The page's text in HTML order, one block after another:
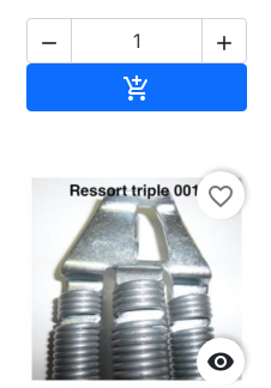
 


favorite_border